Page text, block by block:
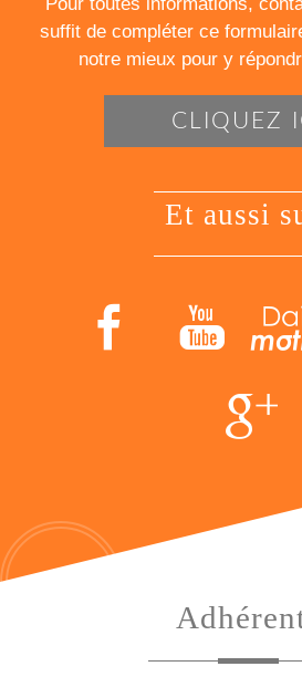
suffit de compléter ce
notre mieux pour y
CLIQUEZ
et aussi